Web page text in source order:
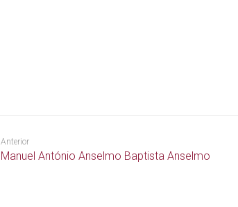
Anterior
Manuel António Anselmo Baptista Anselmo